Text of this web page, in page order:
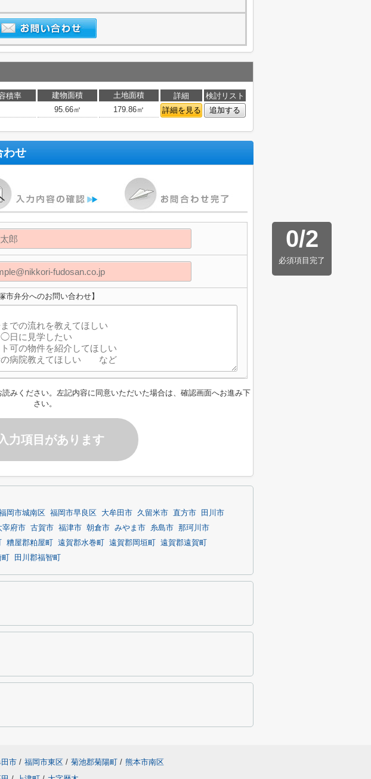
積率 建物面積 土地面積 詳細
検討リスト
95.66㎡ 179.86㎡ 詳細を見る 追加する
わせ
0/2
必須項目完了
市弁分へのお問い合わせ】
読みください。左記内容に同意いただいた場合は、確認画面へお進み下
さい。
力項目があります
岡市城南区 福岡市早良区 大牟田市 久留米市 直方市
田川市
宰府市 古賀市 福津市 朝倉市 みやま市 糸島市 那珂川市
糟屋郡粕屋町 遠賀郡水巻町 遠賀郡岡垣町
遠賀郡遠賀町
田川郡福智町
市 / 福岡市東区 / 菊池郡菊陽町 / 熊本市南区